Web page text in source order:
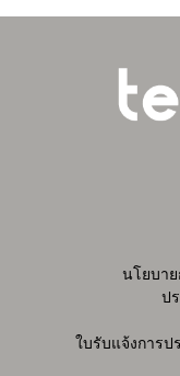
นโยบา
ป
ใบรับแจ้งการ